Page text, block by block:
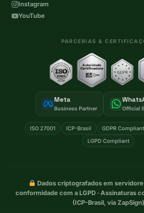
PARCERIAS &
Meta
Business Partner Official
ISO 27001 ICP-Brasil GDPR Compliant
LGPD Compliant
Instagram
YouTube
Dados criptografados em
conformidade com a LGPD · Assinaturas
(ICP-Brasil, via ZapSign)